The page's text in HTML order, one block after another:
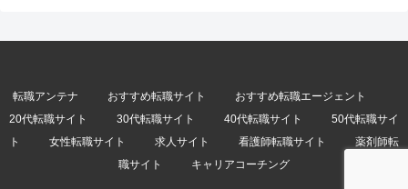
転職アンテナ おすすめ転職サイト
おすすめ転職エージェント
20代転職サイト
30代転職サイト 40代転職サイト
50代転職サイ
ト
女性転職サイト 求人サイト 看護師転職サイト
薬剤師転
職サイト
キャリアコーチング